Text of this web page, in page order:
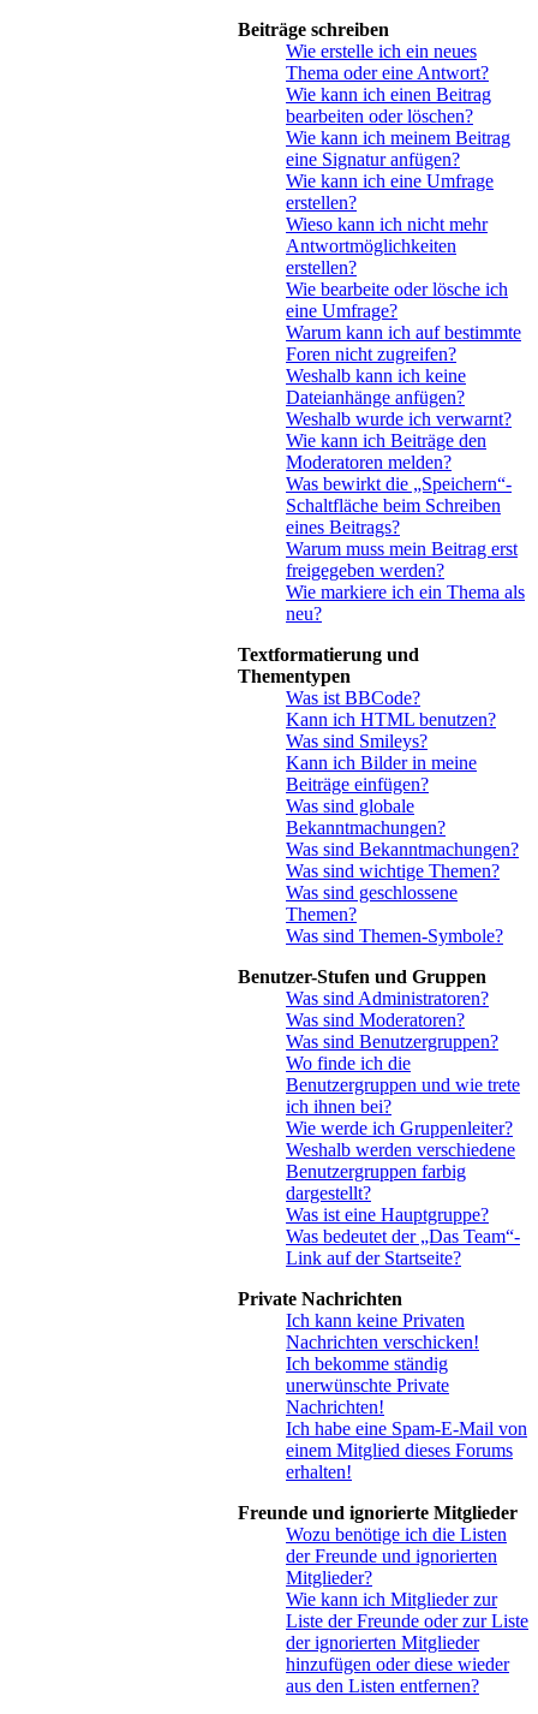
Beiträge schreiben
Wie erstelle ich ein neues
Thema oder eine Antwort?
Wie kann ich einen Beitrag
bearbeiten oder löschen?
Wie kann ich meinem Beitrag
eine Signatur anfügen?
Wie kann ich eine Umfrage
erstellen?
Wieso kann ich nicht mehr
Antwortmöglichkeiten
erstellen?
Wie bearbeite oder lösche ich
eine Umfrage?
Warum kann ich auf bestimmte
Foren nicht zugreifen?
Weshalb kann ich keine
Dateianhänge anfügen?
Weshalb wurde ich verwarnt?
Wie kann ich Beiträge den
Moderatoren melden?
Was bewirkt die „Speichern“-
Schaltfläche beim Schreiben
eines Beitrags?
Warum muss mein Beitrag erst
freigegeben werden?
Wie markiere ich ein Thema als
neu?
Textformatierung und
Thementypen
Was ist BBCode?
Kann ich HTML benutzen?
Was sind Smileys?
Kann ich Bilder in meine
Beiträge einfügen?
Was sind globale
Bekanntmachungen?
Was sind Bekanntmachungen?
Was sind wichtige Themen?
Was sind geschlossene
Themen?
Was sind Themen-Symbole?
Benutzer-Stufen und Gruppen
Was sind Administratoren?
Was sind Moderatoren?
Was sind Benutzergruppen?
Wo finde ich die
Benutzergruppen und wie trete
ich ihnen bei?
Wie werde ich Gruppenleiter?
Weshalb werden verschiedene
Benutzergruppen farbig
dargestellt?
Was ist eine Hauptgruppe?
Was bedeutet der „Das Team“-
Link auf der Startseite?
Private Nachrichten
Ich kann keine Privaten
Nachrichten verschicken!
Ich bekomme ständig
unerwünschte Private
Nachrichten!
Ich habe eine Spam-E-Mail von
einem Mitglied dieses Forums
erhalten!
Freunde und ignorierte Mitglieder
Wozu benötige ich die Listen
der Freunde und ignorierten
Mitglieder?
Wie kann ich Mitglieder zur
Liste der Freunde oder zur Liste
der ignorierten Mitglieder
hinzufügen oder diese wieder
aus den Listen entfernen?